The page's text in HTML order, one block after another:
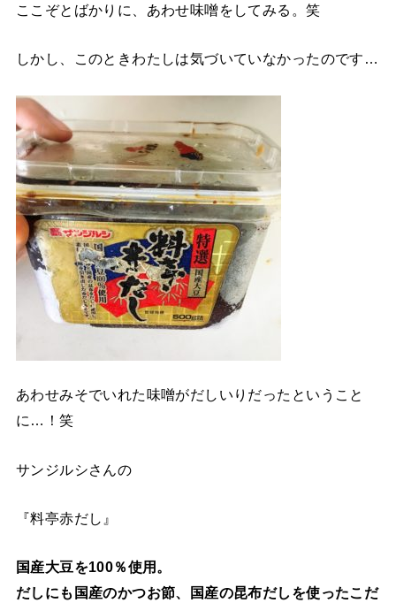
ここぞとばかりに、あわせ味噌をしてみる。笑
しかし、このときわたしは気づいていなかったのです…
あわせみそでいれた味噌がだしいりだったということ
に…！笑
サンジルシさんの
『料亭赤だし』
国産大豆を100％使用。
だしにも国産のかつお節、国産の昆布だしを使ったこだ